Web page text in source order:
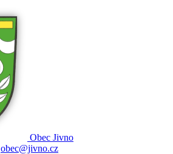
Obec Jivno
obec@jivno.cz